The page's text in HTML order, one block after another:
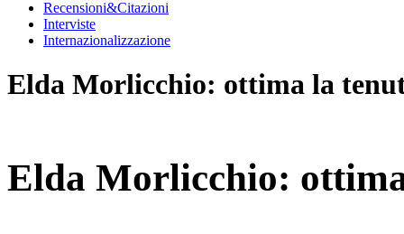
Recensioni&Citazioni
Interviste
Internazionalizzazione
Elda Morlicchio: ottima la
Elda Morlicchio: